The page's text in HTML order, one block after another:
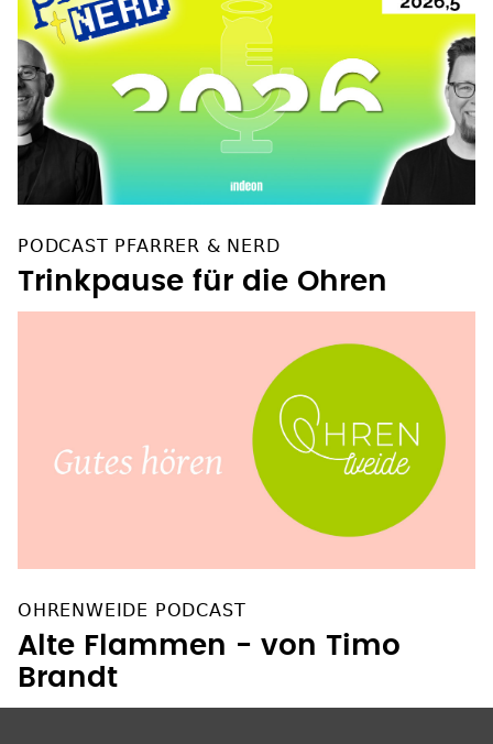
PODCAST PFARRER & NERD
Trinkpause für die Ohren
OHRENWEIDE PODCAST
Alte Flammen - von Timo
Brandt